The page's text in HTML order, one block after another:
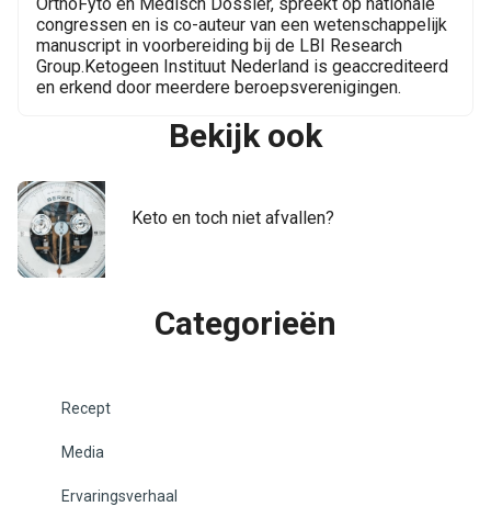
congressen en is co-auteur van een wetenschappelijk
manuscript in voorbereiding bij de LBI Research
Group.Ketogeen Instituut Nederland is geaccrediteerd
en erkend door meerdere beroepsverenigingen.
Bekijk ook
Keto en toch niet afvallen?
Categorieën
Recept
Media
Ervaringsverhaal